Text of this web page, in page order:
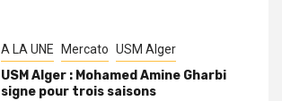
A LA UNE Mercato USM Alger
USM Alger : Mohamed Amine Gharbi
signe pour trois saisons